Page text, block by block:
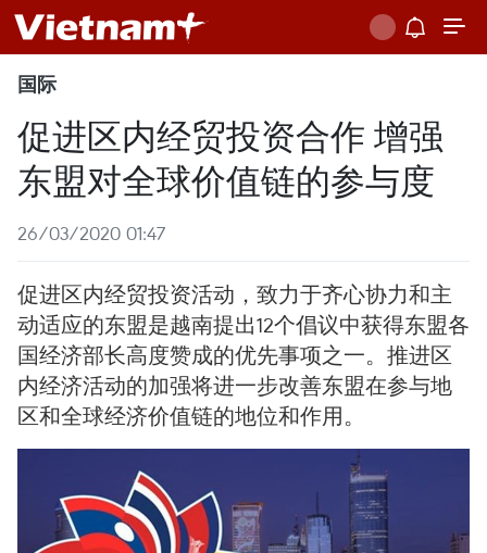
国际
促进区内经贸投资合作 增强
东盟对全球价值链的参与度
26/03/2020 01:47
促进区内经贸投资活动，致力于齐心协力和主
动适应的东盟是越南提出12个倡议中获得东盟各
国经济部长高度赞成的优先事项之一。推进区
内经济活动的加强将进一步改善东盟在参与地
区和全球经济价值链的地位和作用。